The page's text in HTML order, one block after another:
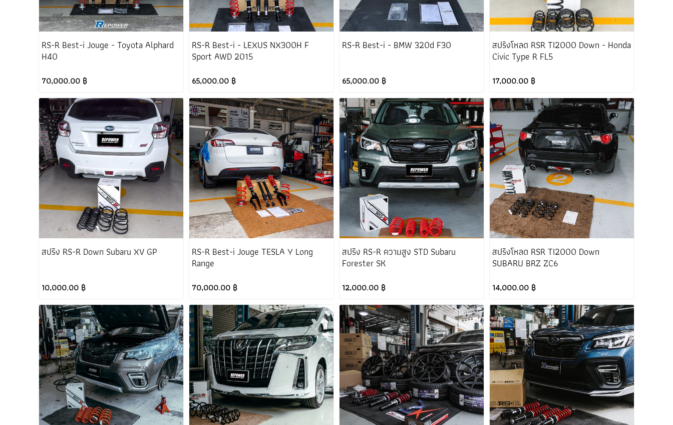
RS-R Best-i Jouge - Toyota Alphard
H40
70,000.00 ฿
RS-R Best-i - LEXUS NX300H F
Sport AWD 2015
65,000.00 ฿
RS-R Best-i - BMW 320d F30
65,000.00 ฿
สปริงโหลด RSR TI2000 Down - Honda
Civic Type R FL5
17,000.00 ฿
สปริง RS-R Down Subaru XV GP
10,000.00 ฿
RS-R Best-i Jouge TESLA Y Long
Range
70,000.00 ฿
สปริง RS-R ความสูง STD Subaru
Forester SK
12,000.00 ฿
สปริงโหลด RSR TI2000 Down
SUBARU BRZ ZC6
14,000.00 ฿